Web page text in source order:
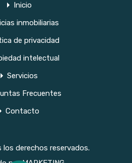
Inicio
inmobiliarias
de privacidad
intelectual
Servicios
Frecuentes
Contacto
derechos reservados.